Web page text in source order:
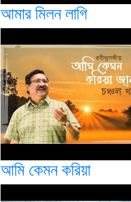
আমার মিলন লাগি
আমি কেমন করিয়া